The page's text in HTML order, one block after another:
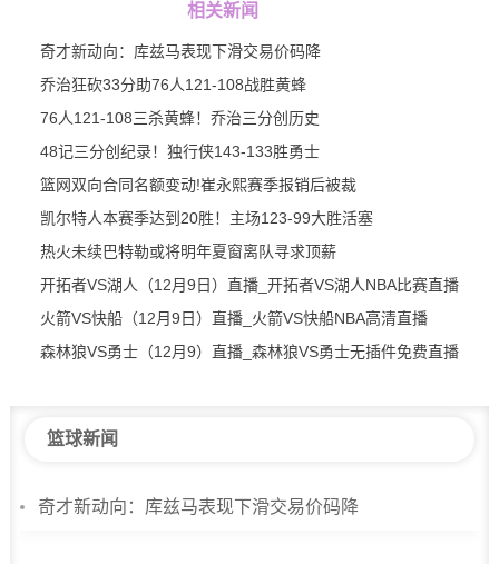
相关新闻
奇才新动向：库兹马表现下滑交易价码降
乔治狂砍33分助76人121-108战胜黄蜂
76人121-108三杀黄蜂！乔治三分创历史
48记三分创纪录！独行侠143-133胜勇士
篮网双向合同名额变动!崔永熙赛季报销后被裁
凯尔特人本赛季达到20胜！主场123-99大胜活塞
热火未续巴特勒或将明年夏窗离队寻求顶薪
开拓者VS湖人（12月9日）直播_开拓者VS湖人NBA比赛直播
火箭VS快船（12月9日）直播_火箭VS快船NBA高清直播
森林狼VS勇士（12月9）直播_森林狼VS勇士无插件免费直播
篮球新闻
奇才新动向：库兹马表现下滑交易价码降